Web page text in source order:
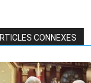
CONNEXES